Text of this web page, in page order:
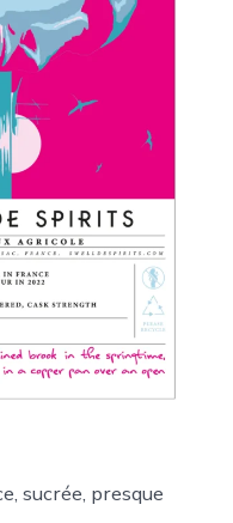
sucrée, presque